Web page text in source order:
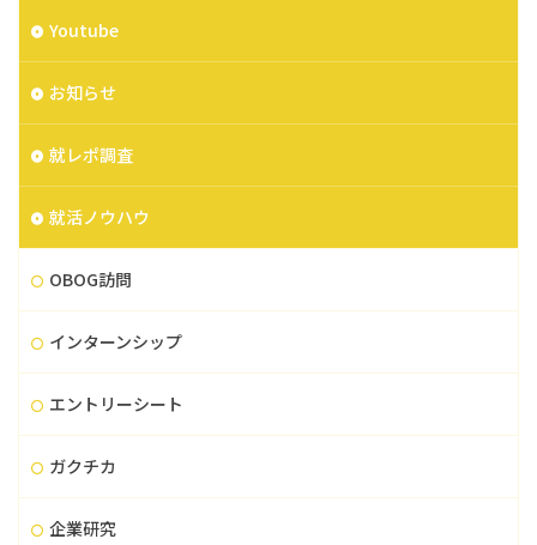
Youtube
お知らせ
就レポ調査
就活ノウハウ
OBOG訪問
インターンシップ
エントリーシート
ガクチカ
企業研究